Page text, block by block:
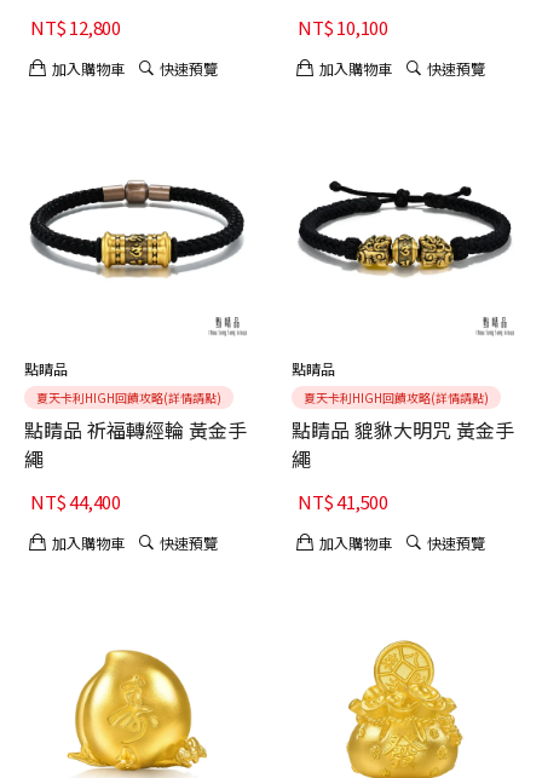
NT$12,800
加入購物車 快速預覽
NT$10,100
加入購物車 快速預覽
點睛品
夏天卡利HIGH回饋攻略(詳情請點)
點睛品 祈福轉經輪 黃金手
繩
NT$44,400
加入購物車 快速預覽
點睛品
夏天卡利HIGH回饋攻略(詳情請點)
點睛品 貔貅大明咒 黃金手
繩
NT$41,500
加入購物車 快速預覽